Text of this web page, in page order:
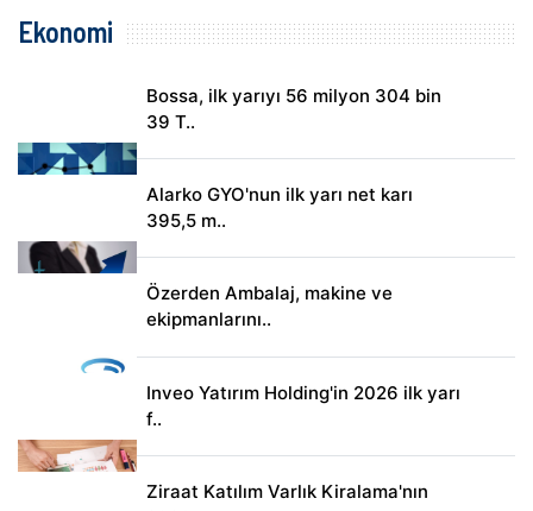
Ekonomi
Bossa, ilk yarıyı 56 milyon 304 bin
39 T..
Alarko GYO'nun ilk yarı net karı
395,5 m..
Özerden Ambalaj, makine ve
ekipmanlarını..
Inveo Yatırım Holding'in 2026 ilk yarı
f..
Ziraat Katılım Varlık Kiralama'nın